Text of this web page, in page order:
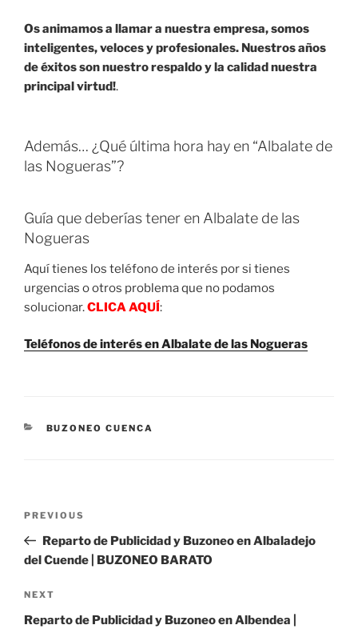
Os animamos a llamar a nuestra empresa, somos
inteligentes, veloces y profesionales. Nuestros años
de éxitos son nuestro respaldo y la calidad nuestra
principal virtud!.
Además… ¿Qué última hora hay en “Albalate de
las Nogueras”?
Guía que deberías tener en Albalate de las
Nogueras
Aquí tienes los teléfono de interés por si tienes
urgencias o otros problema que no podamos
solucionar.CLICA AQUÍ:
Teléfonos de interés en Albalate de las Nogueras
CATEGORIES
BUZONEO CUENCA
Previous
Post
PREVIOUS
Reparto de Publicidad y Buzoneo en Albaladejo
del Cuende | BUZONEO BARATO
Next
Post
NEXT
Reparto de Publicidad y Buzoneo en Albendea |